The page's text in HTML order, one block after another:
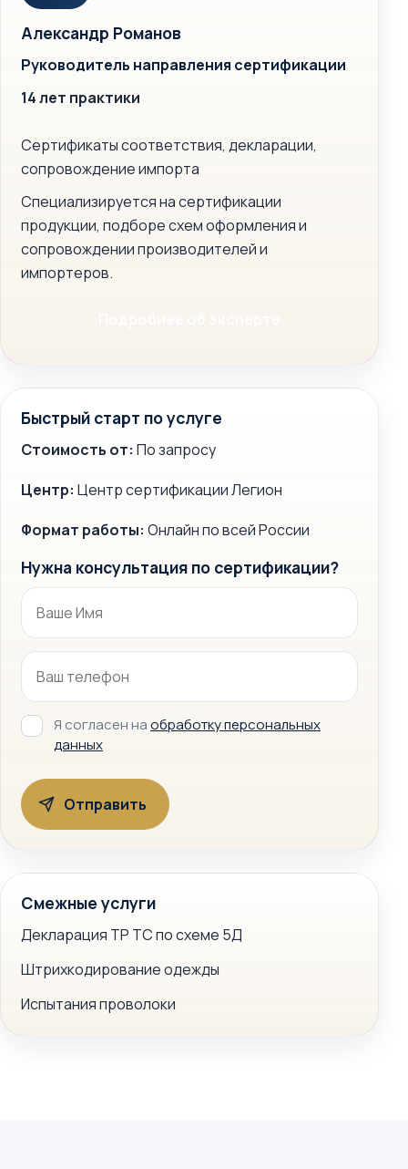
Александр Романов
Руководитель направления сертификации
14 лет практики
Сертификаты соответствия, декларации,
сопровождение импорта
Специализируется на сертификации
продукции, подборе схем оформления и
сопровождении производителей и
импортеров.
Быстрый старт по услуге
Стоимость от: По запросу
Центр: Центр сертификации Легион
Формат работы: Онлайн по всей России
Нужна консультация по сертификации?
Я согласен наобработку персональных
данных
Смежные услуги
Декларация ТР ТС по схеме 5Д
Штрихкодирование одежды
Испытания проволоки